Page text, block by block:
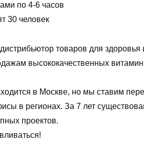
по 4-6 часов
30 человек
товаров для
высококачественных
в Москве, но мы ставим
в регионах. За 7 лет
проектов.